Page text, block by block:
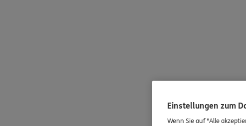
Einstellungen zum
Wenn Sie auf "Alle